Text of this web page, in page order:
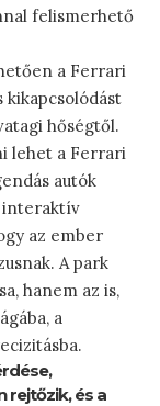
felismerhető
a Ferrari
kikapcsolódást
hőségtől.
lehet a Ferrari
autók
interaktív
az ember
A park
hanem az is,
a
rejtőzik, és a